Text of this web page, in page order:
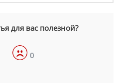
для вас полезной?
0